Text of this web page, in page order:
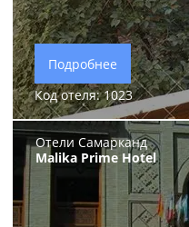
Подробнее
Код отеля: 1023
Отели Самарканд
Malika Prime Hotel